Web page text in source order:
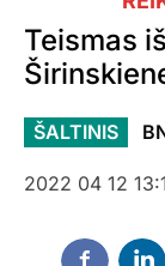
Teismas
ŠALTINIS
2022 04 12